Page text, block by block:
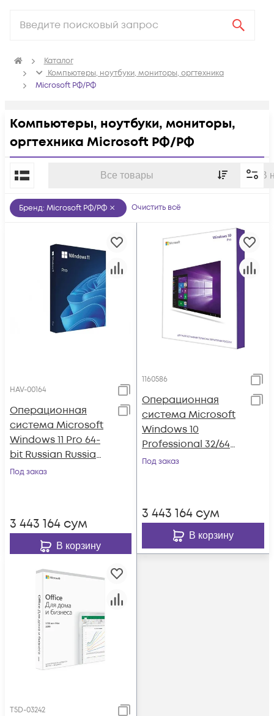
Каталог
Компьютеры, ноутбуки, мониторы, оргтехника
Microsoft РФ/РФ
Компьютеры, ноутбуки, мониторы,
оргтехника Microsoft РФ/РФ
Все товары В
По популярности
Бренд: Microsoft РФ/РФ Очистить всё
HAV-00164
Операционная
система Microsoft
Windows 11 Pro 64-
bit Russian Russia
Only USB
Под заказ
3 443 164 сум
В корзину
1160586
Операционная
система Microsoft
Windows 10
Professional 32/64
bit SP2 Rus Only USB
Под заказ
3 443 164 сум
В корзину
T5D-03242